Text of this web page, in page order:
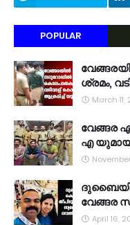
POPULAR
ശ്രമം,
March 11,
വേങ്ങര
എ
ദുബൈയിൽ
വേങ്ങര
April 16,